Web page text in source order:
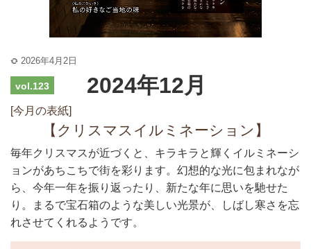
2026年4月2日
vol.123 2024年12月
[今月の表紙]
【クリスマスイルミネーション】
毎年クリスマスが近づくと、キラキラと輝くイルミネーシ
ョンがあちこちで街を彩ります。幻想的な光に包まれなが
ら、今年一年を振り返ったり、新たな年に思いを馳せた
り。まるで宝石箱のような美しい光景が、しばし寒さを忘
れさせてくれるようです。